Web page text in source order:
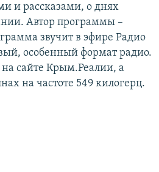
и рассказами, о днях
Автор программы –​
звучит в эфире Радио
особенный формат радио.
сайте Крым.Реалии, а
на частоте 549 килогерц.